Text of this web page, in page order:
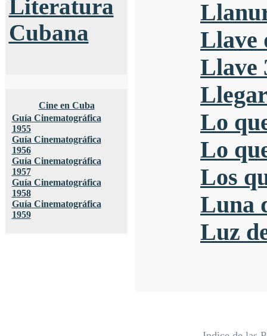
Literatura
Cubana
Cine en Cuba
Guía Cinematográfica
1955
Guía Cinematográfica
1956
Guía Cinematográfica
1957
Guía Cinematográfica
1958
Guía Cinematográfica
1959
Llave
Llave
Lo
Lo
Los
Luna
Luz